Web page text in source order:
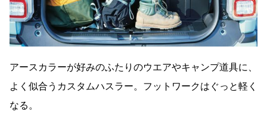
アースカラーが好みのふたりのウエアやキャンプ道具に、
よく似合うカスタムハスラー。フットワークはぐっと軽く
なる。